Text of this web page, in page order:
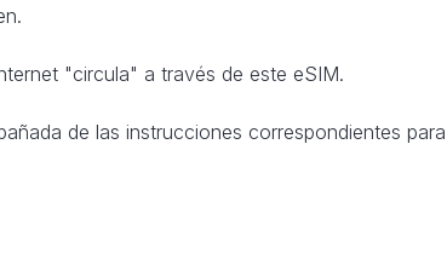
"circula" a través de este eSIM.
de las instrucciones correspondientes para